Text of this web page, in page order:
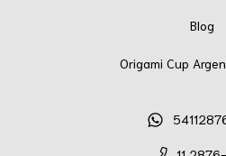
Blog
Origami Cup